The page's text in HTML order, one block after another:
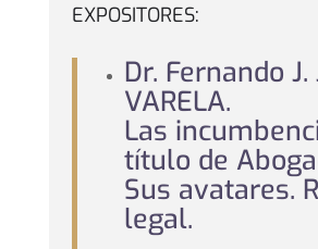
EXPOSITORES:
Dr. Fernando J.
VARELA.
Las
título de
Sus avatares.
legal.